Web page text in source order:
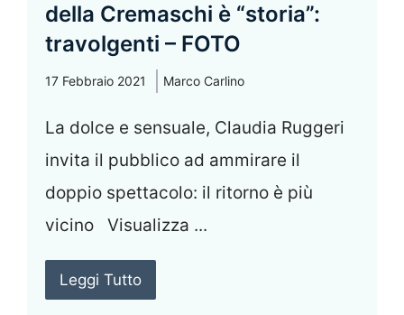
della Cremaschi è “storia”:
travolgenti – FOTO
17 Febbraio 2021 Marco Carlino
La dolce e sensuale, Claudia Ruggeri
invita il pubblico ad ammirare il
doppio spettacolo: il ritorno è più
vicino Visualizza ...
Leggi Tutto